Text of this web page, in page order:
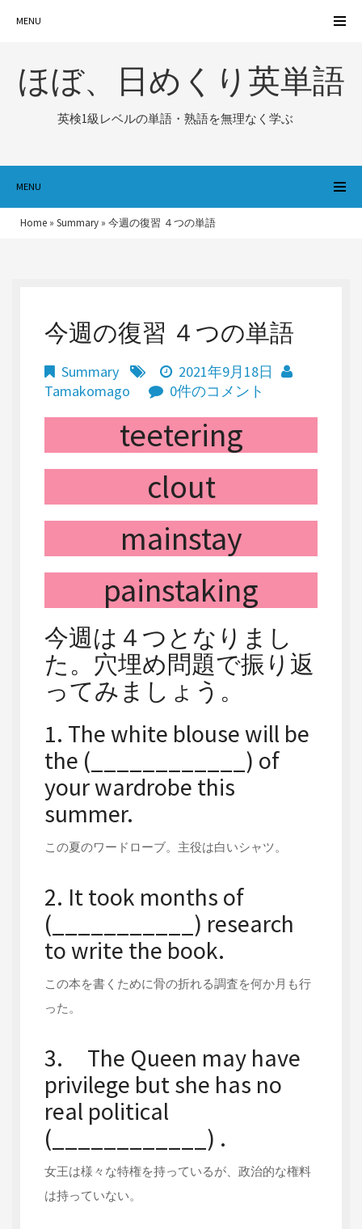
MENU
ほぼ、日めくり英単語
英検1級レベルの単語・熟語を無理なく学ぶ
MENU
Home » Summary » 今週の復習 ４つの単語
今週の復習 ４つの単語
Summary
2021年9月18日
Tamakomago
0件のコメント
teetering
clout
mainstay
painstaking
今週は４つとなりまし
た。穴埋め問題で振り返
ってみましょう。
1. The white blouse will be
the (____________) of
your wardrobe this
summer.
この夏のワードローブ。主役は白いシャツ。
2. It took months of
(___________) research
to write the book.
この本を書くために骨の折れる調査を何か月も行
った。
3. The Queen may have
privilege but she has no
real political
(____________) .
女王は様々な特権を持っているが、政治的な権料
は持っていない。